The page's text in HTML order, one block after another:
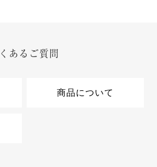
あるご質問
商品について